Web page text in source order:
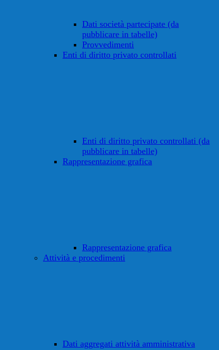
Dati società partecipate (da
pubblicare in tabelle)
Provvedimenti
Enti di diritto privato controllati
Enti di diritto privato controllati (da
pubblicare in tabelle)
Rappresentazione grafica
Rappresentazione grafica
Attività e procedimenti
Dati aggregati attività amministrativa